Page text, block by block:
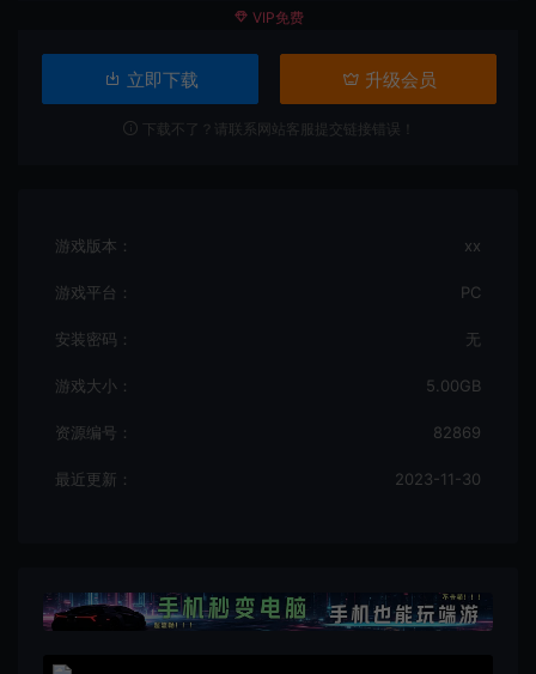
VIP免费
立即下载 升级会员
下载不了？请联系网站客服提交链接错误！
游戏版本： xx
游戏平台： PC
安装密码： 无
游戏大小： 5.00GB
资源编号： 82869
最近更新： 2023-11-30